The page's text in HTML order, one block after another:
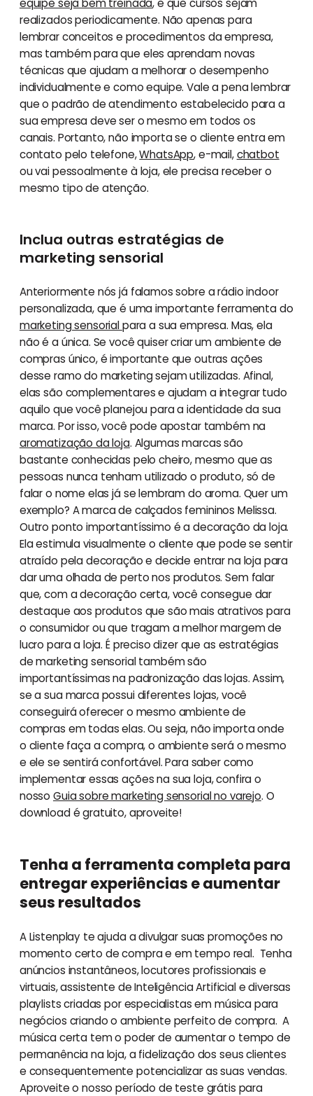
equipe seja bem treinada, e que cursos sejam
realizados periodicamente. Não apenas para
lembrar conceitos e procedimentos da empresa,
mas também para que eles aprendam novas
técnicas que ajudam a melhorar o desempenho
individualmente e como equipe. Vale a pena lembrar
que o padrão de atendimento estabelecido para a
sua empresa deve ser o mesmo em todos os
canais. Portanto, não importa se o cliente entra em
contato pelo telefone,WhatsApp, e-mail,chatbot
ou vai pessoalmente à loja, ele precisa receber o
mesmo tipo de atenção.
Inclua outras estratégias de
marketing sensorial
Anteriormente nós já falamos sobre a rádio indoor
personalizada, que é uma importante ferramenta do
marketing sensorialpara a sua empresa. Mas, ela
não é a única. Se você quiser criar um ambiente de
compras único, é importante que outras ações
desse ramo do marketing sejam utilizadas. Afinal,
elas são complementares e ajudam a integrar tudo
aquilo que você planejou para a identidade da sua
marca. Por isso, você pode apostar também na
aromatização da loja. Algumas marcas são
bastante conhecidas pelo cheiro, mesmo que as
pessoas nunca tenham utilizado o produto, só de
falar o nome elas já se lembram do aroma. Quer um
exemplo? A marca de calçados femininos Melissa.
Outro ponto importantíssimo é a decoração da loja.
Ela estimula visualmente o cliente que pode se sentir
atraído pela decoração e decide entrar na loja para
dar uma olhada de perto nos produtos. Sem falar
que, com a decoração certa, você consegue dar
destaque aos produtos que são mais atrativos para
o consumidor ou que tragam a melhor margem de
lucro para a loja. É preciso dizer que as estratégias
de marketing sensorial também são
importantíssimas na padronização das lojas. Assim,
se a sua marca possui diferentes lojas, você
conseguirá oferecer o mesmo ambiente de
compras em todas elas. Ou seja, não importa onde
o cliente faça a compra, o ambiente será o mesmo
e ele se sentirá confortável. Para saber como
implementar essas ações na sua loja, confira o
nosso Guia sobre marketing sensorial no varejo. O
download é gratuito, aproveite!
Tenha a ferramenta completa para
entregar experiências e aumentar
seus resultados
A Listenplay te ajuda a divulgar suas promoções no
momento certo de compra e em tempo real. Tenha
anúncios instantâneos, locutores profissionais e
virtuais, assistente de Inteligência Artificial e diversas
playlists criadas por especialistas em música para
negócios criando o ambiente perfeito de compra. A
música certa tem o poder de aumentar o tempo de
permanência na loja, a fidelização dos seus clientes
e consequentemente potencializar as suas vendas.
Aproveite o nosso período de teste grátis para